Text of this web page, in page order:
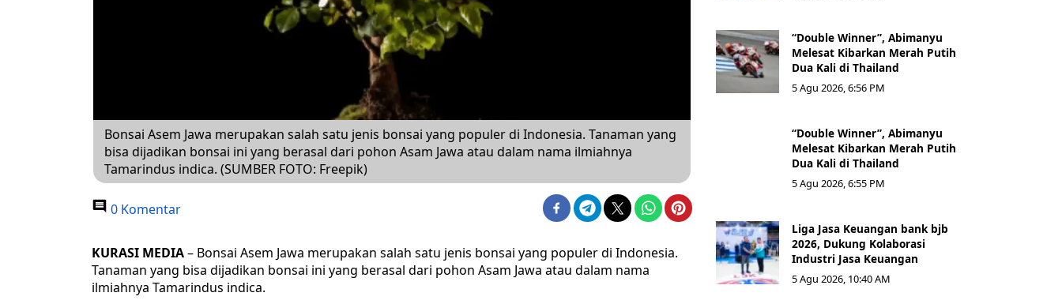
Bonsai Asem Jawa merupakan salah satu jenis bonsai yang populer di Indonesia. Tanaman yang
bisa dijadikan bonsai ini yang berasal dari pohon Asam Jawa atau dalam nama ilmiahnya
Tamarindus indica. (SUMBER FOTO: Freepik)
0 Komentar
KURASI MEDIA– Bonsai Asem Jawa merupakan salah satu jenis bonsai yang populer di Indonesia.
Tanaman yang bisa dijadikan bonsai ini yang berasal dari pohon Asam Jawa atau dalam nama
ilmiahnya Tamarindus indica.
“Double Winner”, Abimanyu
Melesat Kibarkan Merah Putih
Dua Kali di Thailand
5 Agu 2026, 6:56 PM
“Double Winner”, Abimanyu
Melesat Kibarkan Merah Putih
Dua Kali di Thailand
5 Agu 2026, 6:55 PM
Liga Jasa Keuangan bank bjb
2026, Dukung Kolaborasi
Industri Jasa Keuangan
5 Agu 2026, 10:40 AM